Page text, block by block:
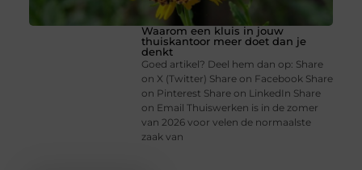
Waarom een kluis in jouw
thuiskantoor meer doet dan je
denkt
Goed artikel? Deel hem dan op: Share
on X (Twitter) Share on Facebook Share
on Pinterest Share on LinkedIn Share
on Email Thuiswerken is in de zomer
van 2026 voor velen de normaalste
zaak van